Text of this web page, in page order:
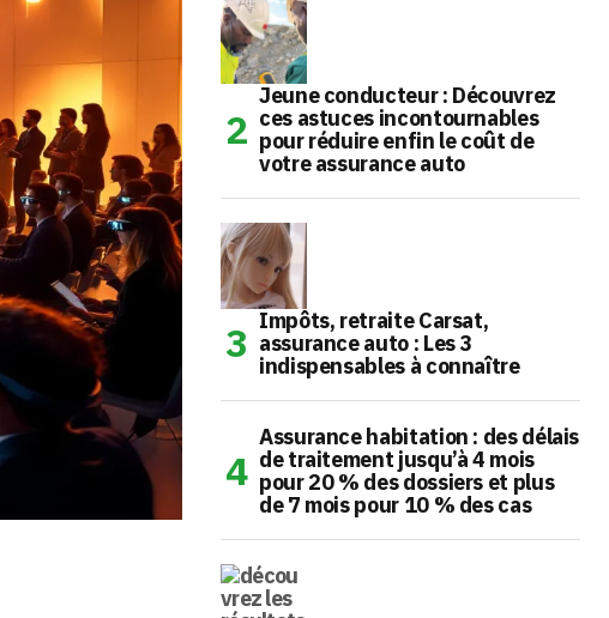
Jeune conducteur : Découvrez
ces astuces incontournables
pour réduire enfin le coût de
votre assurance auto
Impôts, retraite Carsat,
assurance auto : Les 3
indispensables à connaître
Assurance habitation : des délais
de traitement jusqu’à 4 mois
pour 20 % des dossiers et plus
de 7 mois pour 10 % des cas